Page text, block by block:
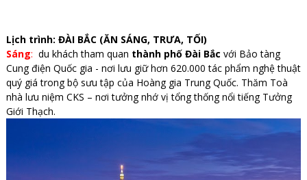
Lịch trình: ĐÀI BẮC (ĂN SÁNG, TRƯA, TỐI)
Sáng: du khách tham quan thành phố Đài Bắc với Bảo tàng
Cung điện Quốc gia - nơi lưu giữ hơn 620.000 tác phẩm nghệ thuật
quý giá trong bộ sưu tập của Hoàng gia Trung Quốc. Thăm Toà
nhà lưu niệm CKS – nơi tưởng nhớ vị tổng thống nổi tiếng Tưởng
Giới Thạch.